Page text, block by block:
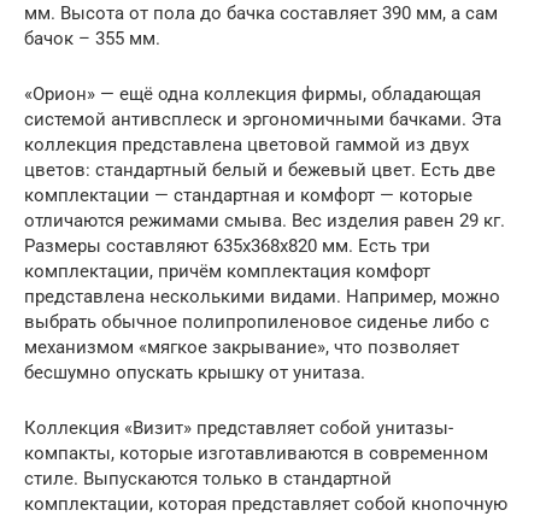
мм. Высота от пола до бачка составляет 390 мм, а сам
бачок – 355 мм.
«Орион» — ещё одна коллекция фирмы, обладающая
системой антивсплеск и эргономичными бачками. Эта
коллекция представлена цветовой гаммой из двух
цветов: стандартный белый и бежевый цвет. Есть две
комплектации — стандартная и комфорт — которые
отличаются режимами смыва. Вес изделия равен 29 кг.
Размеры составляют 635х368х820 мм. Есть три
комплектации, причём комплектация комфорт
представлена несколькими видами. Например, можно
выбрать обычное полипропиленовое сиденье либо с
механизмом «мягкое закрывание», что позволяет
бесшумно опускать крышку от унитаза.
Коллекция «Визит» представляет собой унитазы-
компакты, которые изготавливаются в современном
стиле. Выпускаются только в стандартной
комплектации, которая представляет собой кнопочную